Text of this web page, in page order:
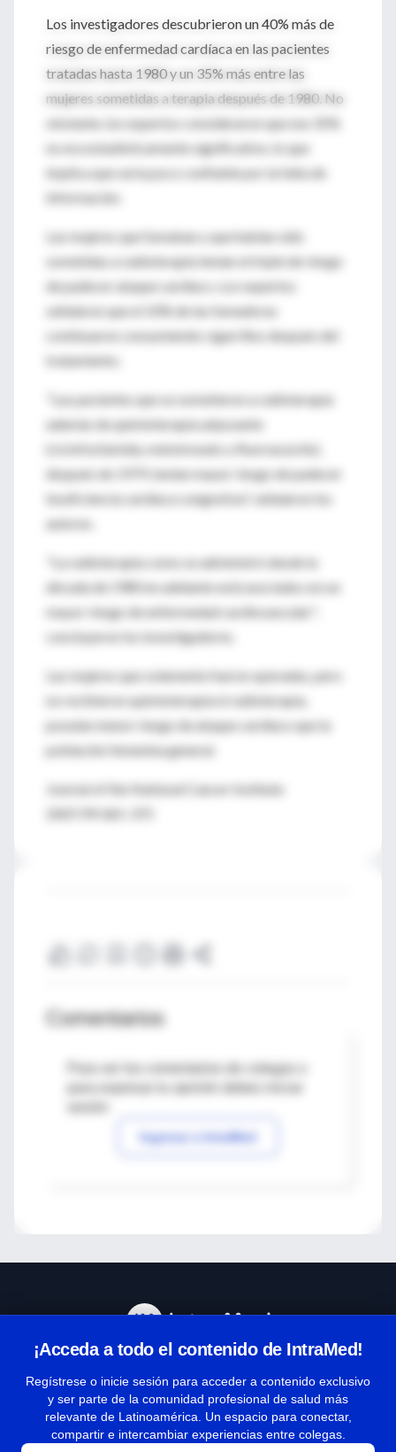
Los investigadores descubrieron un 40% más de
riesgo de enfermedad cardíaca en las pacientes
tratadas hasta 1980 y un 35% más entre las
mujeres sometidas a terapia después de 1980. No
obstante, los expertos consideraron que ese 35%
no era estadísticamente significativo, lo que
implica que sería poco confiable por la falta de
información.
Las mujeres que fumaban y que habían sido
sometidas a radioterapia tenían el triple de riesgo
de padecer ataque cardíaco. Los expertos
señalaron que el 10% de las fumadoras
continuaron consumiendo cigarrillos después del
tratamiento.
"Las pacientes que se sometieron a radioterapia
además de quimioterapia adyuvante
(ciclofosfamida, metotrexato y fluorouracilo),
después de 1979, tenían mayor riesgo de padecer
insuficiencia cardíaca congestiva", señalaron los
autores.
"La radioterapia como se administró desde la
década de 1980 en adelante está asociada con un
mayor riesgo de enfermedad cardiovascular",
concluyeron los investigadores.
Las mujeres que solamente fueron operadas, pero
no recibieron quimioterapia ni radioterapia,
poseían menor riesgo de ataque cardíaco que la
población femenina general.
Journal of the National Cancer Institute
2007;99:365-375
Comentarios
Para ver los comentarios de colegas o
Ingresar a IntraMed
¡Acceda a todo el contenido de IntraMed!
Regístrese o inicie sesión para acceder a contenido exclusivo
y ser parte de la comunidad profesional de salud más
relevante de Latinoamérica. Un espacio para conectar,
compartir e intercambiar experiencias entre colegas.
Términos y condiciones
| Políticas de privacidad